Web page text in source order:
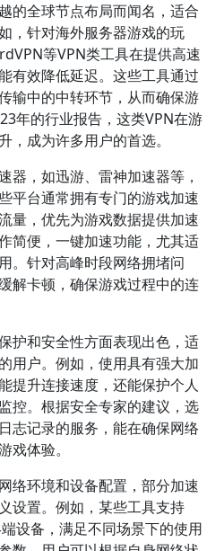
的全球节点布局而闻名，适合
，针对海外服务器游戏的玩
等VPN类工具在提供高速
有效降低延迟。这些工具通过
输中的中转环节，从而确保游
年的行业报告，这类VPN在游
，成为许多用户的首选。
器，如迅游、雷神加速器等，
平台通常拥有专门的游戏加速
量，优先为游戏数据提供加速
简便，一键加速功能，尤其适
。针对高峰时段网络拥堵问
解卡顿，确保游戏过程中的连
护和安全性方面表现出色，适
用户。例如，使用具有强大加
提升连接速度，还能保护个人
控。根据安全专家的建议，选
志记录的服务，能在确保网络
戏体验。
络环境和设备配置，部分加速
设置。例如，某些工具支持
设备，满足不同场景下的使用